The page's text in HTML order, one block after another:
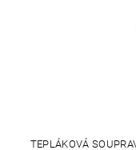
TEPLÁKOVÁ